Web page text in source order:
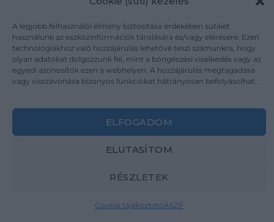
A legjobb felhasználói élmény biztosítása érdekében sütiket
használunk az eszközinformációk tárolására és/vagy elérésére. Ezen
technológiákhoz való hozzájárulás lehetővé teszi számunkra, hogy
olyan adatokat dolgozzunk fel, mint a böngészési viselkedés vagy az
egyedi azonosítók ezen a webhelyen. A hozzájárulás megtagadása
vagy visszavonása bizonyos funkciókat hátrányosan befolyásolhat.
ELFOGADOM
ELUTASÍTOM
RÉSZLETEK
Cookie tájékoztatóÁSZF
Médiaajánlat
Karrier
Kapcsolat
Áraink
ÁSZF
Adatvédelem
Impresszum